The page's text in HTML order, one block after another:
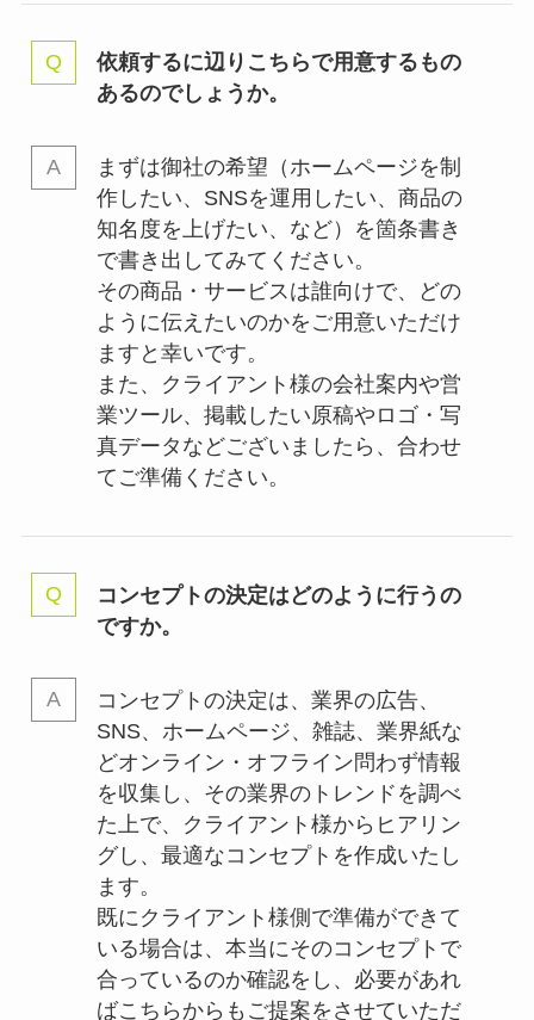
依頼するに辺りこちらで用意するもの
あるのでしょうか。
まずは御社の希望（ホームページを制
作したい、SNSを運用したい、商品の
知名度を上げたい、など）を箇条書き
で書き出してみてください。
その商品・サービスは誰向けで、どの
ように伝えたいのかをご用意いただけ
ますと幸いです。
また、クライアント様の会社案内や営
業ツール、掲載したい原稿やロゴ・写
真データなどございましたら、合わせ
てご準備ください。
コンセプトの決定はどのように行うの
ですか。
コンセプトの決定は、業界の広告、
SNS、ホームページ、雑誌、業界紙な
どオンライン・オフライン問わず情報
を収集し、その業界のトレンドを調べ
た上で、クライアント様からヒアリン
グし、最適なコンセプトを作成いたし
ます。
既にクライアント様側で準備ができて
いる場合は、本当にそのコンセプトで
合っているのか確認をし、必要があれ
ばこちらからもご提案をさせていただ